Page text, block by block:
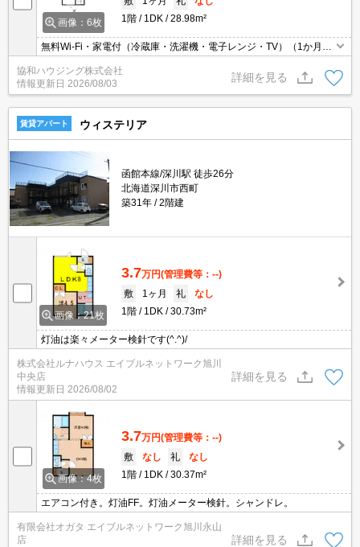
画像：6枚
1階
1DK 28.98m²
無料Wi-Fi・家電付（冷蔵庫・洗濯機・電子レンジ・TV）（1か月2,
000円）
協和ハウジング株式会社
情報更新日 2026/08/03
詳細を見る
賃貸アパート ウィステリア
函館本線/深川駅 徒歩26分
北海道深川市西町
築31年
2階建
画像：21枚
3.7万円(管理費等：--)
敷
1ヶ月 礼
なし
1階
1DK 30.73m²
灯油は楽々メーター検針です(^.^)/
株式会社ルナハウス エイブルネットワーク旭川
中央店
情報更新日 2026/08/02
詳細を見る
画像：4枚
3.7万円(管理費等：--)
敷
なし 礼
なし
1階
1DK 30.37m²
エアコン付き。灯油FF。灯油メーター検針。シャンドレ。
有限会社オガタ エイブルネットワーク旭川永山
店
詳細を見る